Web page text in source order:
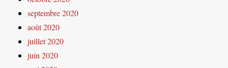
septembre 2020
août 2020
juillet 2020
juin 2020